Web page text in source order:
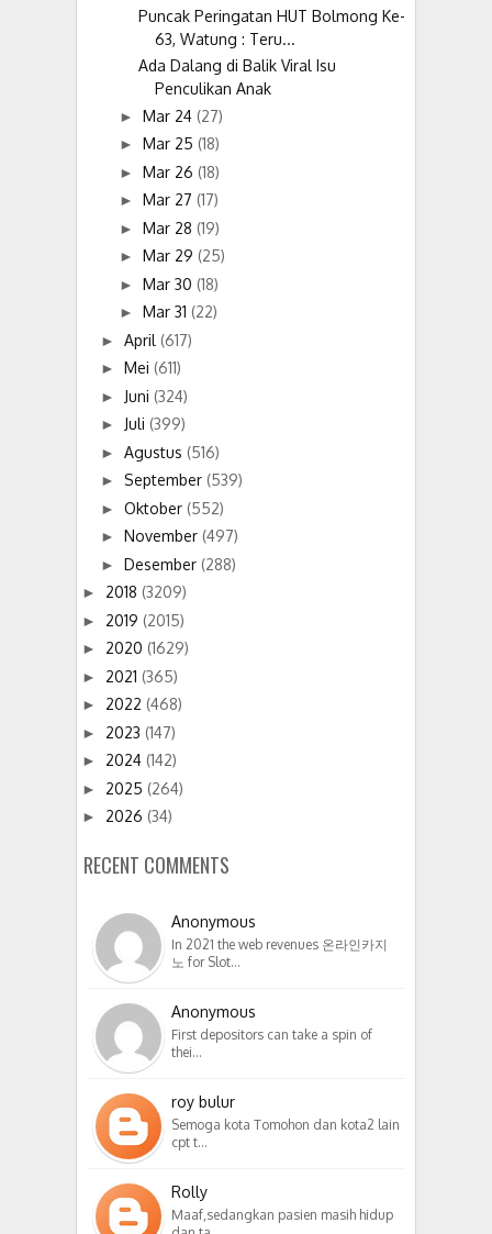
Puncak Peringatan HUT Bolmong Ke-
63, Watung : Teru...
Ada Dalang di Balik Viral Isu
Penculikan Anak
► Mar 24 (27)
► Mar 25 (18)
► Mar 26 (18)
► Mar 27 (17)
► Mar 28 (19)
► Mar 29 (25)
► Mar 30 (18)
► Mar 31 (22)
► April (617)
► Mei (611)
► Juni (324)
► Juli (399)
► Agustus (516)
► September (539)
► Oktober (552)
► November (497)
► Desember (288)
► 2018 (3209)
► 2019 (2015)
► 2020 (1629)
► 2021 (365)
► 2022 (468)
► 2023 (147)
► 2024 (142)
► 2025 (264)
► 2026 (34)
RECENT COMMENTS
Anonymous
In 2021 the web revenues 온라인카지
노 for Slot…
Anonymous
First depositors can take a spin of
thei…
roy bulur
Semoga kota Tomohon dan kota2 lain
cpt t…
Rolly
Maaf,sedangkan pasien masih hidup